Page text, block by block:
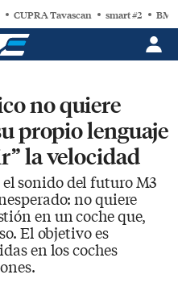
CUPRA Tavascan smart #2
no quiere
propio lenguaje
la velocidad
sonido del futuro M3
no quiere
en un coche que,
El objetivo es
en los coches